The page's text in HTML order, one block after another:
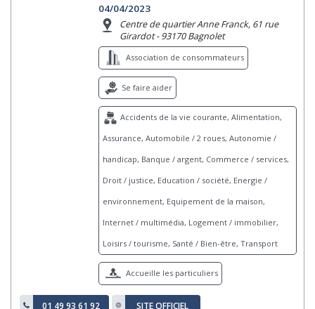
04/04/2023
Centre de quartier Anne Franck, 61 rue
Girardot - 93170 Bagnolet
Association de consommateurs
Se faire aider
Accidents de la vie courante, Alimentation,
Assurance, Automobile / 2 roues, Autonomie /
handicap, Banque / argent, Commerce / services,
Droit / justice, Education / société, Energie /
environnement, Equipement de la maison,
Internet / multimédia, Logement / immobilier,
Loisirs / tourisme, Santé / Bien-être, Transport
Accueille les particuliers
01 49 93 61 92 SITE OFFICIEL